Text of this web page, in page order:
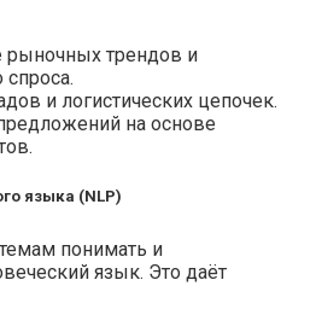
рыночных трендов и
спроса.
и логистических цепочек.
на основе
языка (NLP)
понимать и
язык. Это даёт